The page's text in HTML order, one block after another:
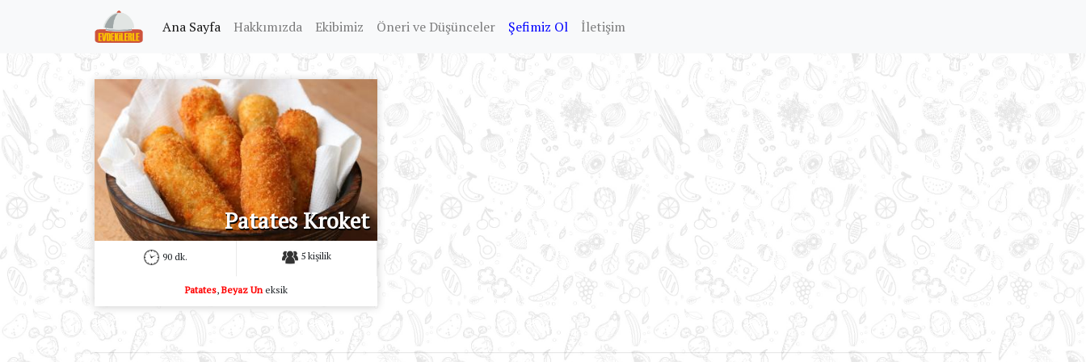
Ana Sayfa (current)
Hakkımızda Ekibimiz Öneri ve Düşünceler Şefimiz Ol İletişim
Patates Kroket
90 dk. 5 kişilik
Patates,Beyaz Uneksik